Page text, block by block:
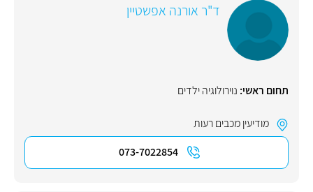
ד"ר אורנה אפשטיין
תחום ראשי: נוירולוגיה ילדים
מודיעין מכבים רעות
073-7022854